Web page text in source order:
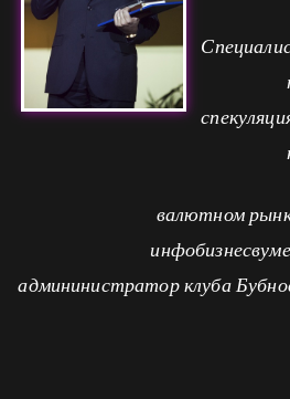
валютном
админинистратор клуба